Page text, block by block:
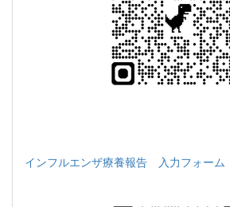
インフルエンザ療養報告 入力フォーム